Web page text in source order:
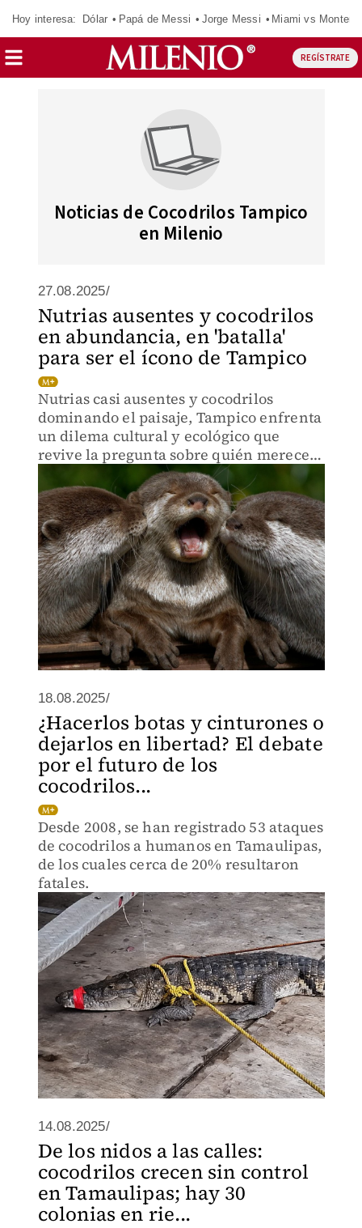
Hoy interesa: Dólar Papá de Messi Jorge Messi Miami vs
REGÍSTRATE
Noticias de Cocodrilos Tampico
en Milenio
27.08.2025/
Nutrias ausentes y cocodrilos
en abundancia, en 'batalla'
para ser el ícono de Tampico
Nutrias casi ausentes y cocodrilos
dominando el paisaje, Tampico enfrenta
un dilema cultural y ecológico que
revive la pregunta sobre quién merece
ser el verdadero símbolo de la ciudad.
18.08.2025/
¿Hacerlos botas y cinturones o
dejarlos en libertad? El debate
por el futuro de los
cocodrilos...
Desde 2008, se han registrado 53 ataques
de cocodrilos a humanos en Tamaulipas,
de los cuales cerca de 20% resultaron
fatales.
14.08.2025/
De los nidos a las calles:
cocodrilos crecen sin control
en Tamaulipas; hay 30
colonias en rie...